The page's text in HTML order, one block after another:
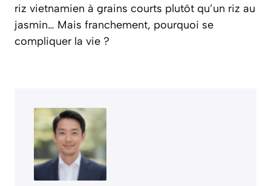
riz vietnamien à grains courts plutôt qu’un riz au
jasmin… Mais franchement, pourquoi se
compliquer la vie ?